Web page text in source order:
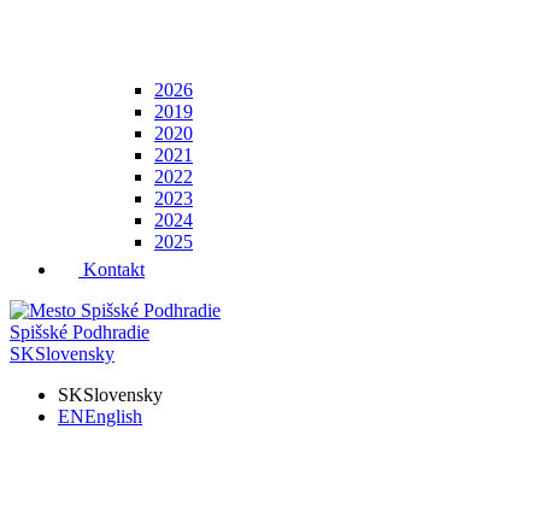
2026
2019
2020
2021
2022
2023
2024
2025
Kontakt
Spišské Podhradie
SKSlovensky
SKSlovensky
ENEnglish